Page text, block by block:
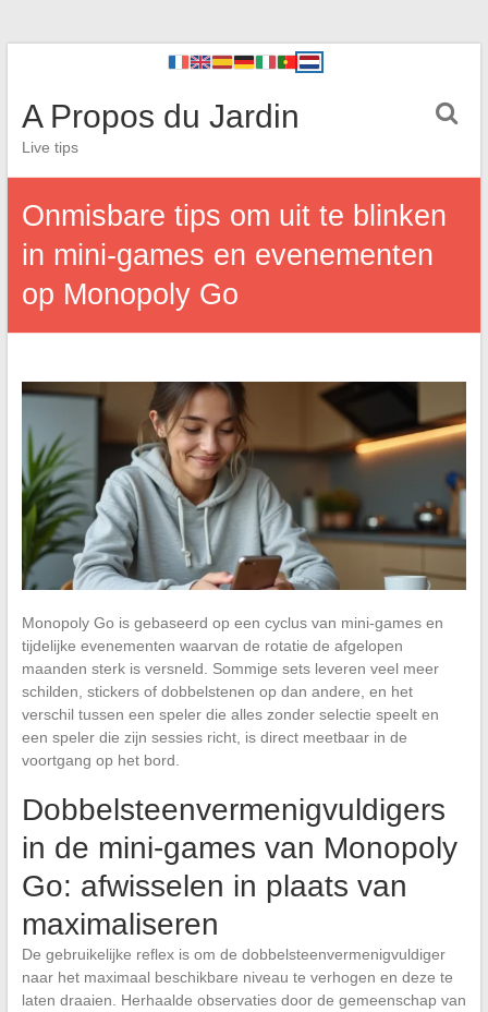
A Propos du Jardin
Live tips
Onmisbare tips om uit te blinken
in mini-games en evenementen
op Monopoly Go
Monopoly Go is gebaseerd op een cyclus van mini-games en
tijdelijke evenementen waarvan de rotatie de afgelopen
maanden sterk is versneld. Sommige sets leveren veel meer
schilden, stickers of dobbelstenen op dan andere, en het
verschil tussen een speler die alles zonder selectie speelt en
een speler die zijn sessies richt, is direct meetbaar in de
voortgang op het bord.
Dobbelsteenvermenigvuldigers
in de mini-games van Monopoly
Go: afwisselen in plaats van
maximaliseren
De gebruikelijke reflex is om de dobbelsteenvermenigvuldiger
naar het maximaal beschikbare niveau te verhogen en deze te
laten draaien. Herhaalde observaties door de gemeenschap van